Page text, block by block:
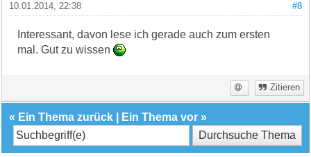
#8
10.01.2014, 22:38
Interessant, davon lese ich gerade auch zum ersten
mal. Gut zu wissen
Zitieren
« Ein Thema zurück Ein Thema vor »